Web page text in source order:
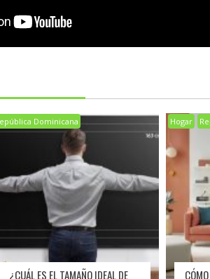
Dominicana
¿CUÁL ES EL TAMAÑO IDEAL DE
Hogar